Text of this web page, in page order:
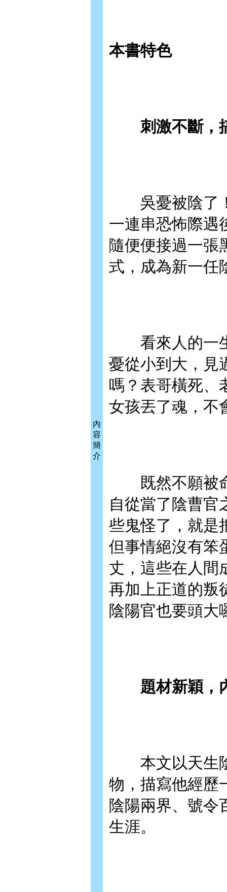
內
容
簡
介
本書特色
刺激不斷，
吳憂被陰了
一連串恐怖際遇
隨便便接過一張
式，成為新一任
看來人的一生
憂從小到大，見
嗎？表哥橫死、
女孩丟了魂，不
既然不願被命
自從當了陰曹官
些鬼怪了，就是
但事情絕沒有笨
丈，這些在人間
再加上正道的叛
陰陽官也要頭大
題材新穎，
本文以天生陰
物，描寫他經歷
陰陽兩界、號令
生涯。